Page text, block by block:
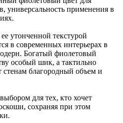
универсальность применения в
утонченной текстурой
в современных интерьерах в
Богатый фиолетовый
особый шик, а тактильно
стенам благородный объем и
для тех, кто хочет
сохраняя при этом